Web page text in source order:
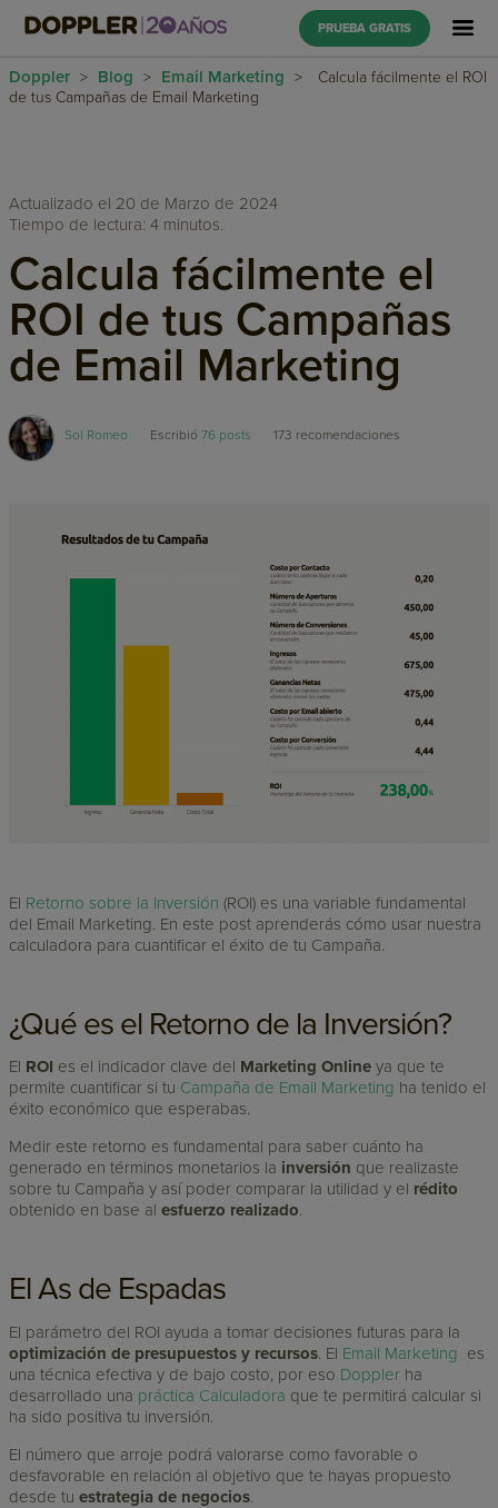
PRUEBA GRATIS
Doppler > Blog > Email Marketing >
Calcula fácilmente el ROI
de tus Campañas de Email Marketing
Actualizado el 20 de Marzo de 2024
Tiempo de lectura: 4 minutos.
Calcula fácilmente el
ROI de tus Campañas
de Email Marketing
Sol Romeo Escribió76 posts 173 recomendaciones
El Retorno sobre la Inversión (ROI) es una variable fundamental
del Email Marketing. En este post aprenderás cómo usar nuestra
calculadora para cuantificar el éxito de tu Campaña.
¿Qué es el Retorno de la Inversión?
El ROI es el indicador clave del Marketing Online ya que te
permite cuantificar si tu Campaña de Email Marketing ha tenido el
éxito económico que esperabas.
Medir este retorno es fundamental para saber cuánto ha
generado en términos monetarios la inversión que realizaste
sobre tu Campaña y así poder comparar la utilidad y el rédito
obtenido en base alesfuerzo realizado.
El As de Espadas
El parámetro del ROI ayuda a tomar decisiones futuras para la
optimización de presupuestos y recursos. El Email Marketing es
una técnica efectiva y de bajo costo, por eso Doppler ha
desarrollado una práctica Calculadora que te permitirá calcular si
ha sido positiva tu inversión.
El número que arroje podrá valorarse como favorable o
desfavorable en relación al objetivo que te hayas propuesto
desde tuestrategia de negocios.